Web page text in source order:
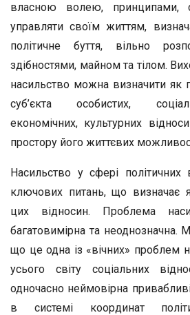
власною волею, принципами,
управляти своїм життям,
політичне буття, вільно
здібностями, майном та тілом.
насильство можна визначити як
суб’єкта особистих,
економічних, культурних
простору його життєвих
Насильство у сфері
ключових питань, що визначає
цих відносин. Проблема
багатовимірна та неоднозначна.
що це одна із «вічних» проблем
усього світу соціальних
одночасно неймовірна
в системі координат